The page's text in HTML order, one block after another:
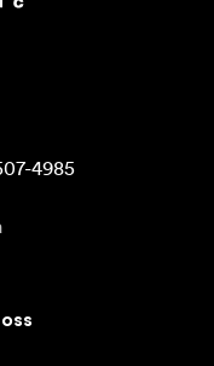
4985